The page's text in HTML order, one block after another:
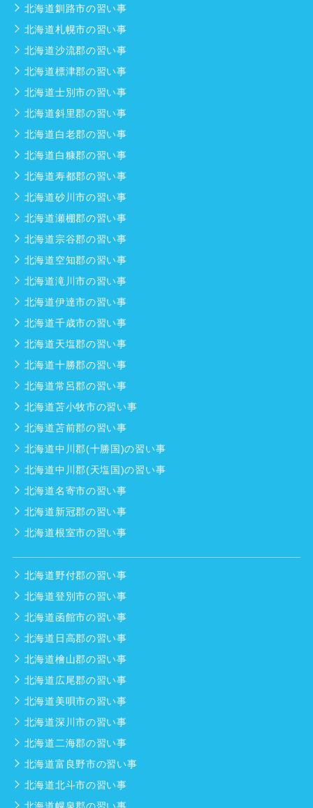
北海道釧路市の習い事
北海道札幌市の習い事
北海道沙流郡の習い事
北海道標津郡の習い事
北海道士別市の習い事
北海道斜里郡の習い事
北海道白老郡の習い事
北海道白糠郡の習い事
北海道寿都郡の習い事
北海道砂川市の習い事
北海道瀬棚郡の習い事
北海道宗谷郡の習い事
北海道空知郡の習い事
北海道滝川市の習い事
北海道伊達市の習い事
北海道千歳市の習い事
北海道天塩郡の習い事
北海道十勝郡の習い事
北海道常呂郡の習い事
北海道苫小牧市の習い事
北海道苫前郡の習い事
北海道中川郡(十勝国)の習い事
北海道中川郡(天塩国)の習い事
北海道名寄市の習い事
北海道新冠郡の習い事
北海道根室市の習い事
北海道野付郡の習い事
北海道登別市の習い事
北海道函館市の習い事
北海道日高郡の習い事
北海道檜山郡の習い事
北海道広尾郡の習い事
北海道美唄市の習い事
北海道深川市の習い事
北海道二海郡の習い事
北海道富良野市の習い事
北海道北斗市の習い事
北海道幌泉郡の習い事